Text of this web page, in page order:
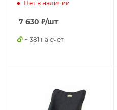
Нет в наличии
7 630 ₽/шт
+ 381 на счет